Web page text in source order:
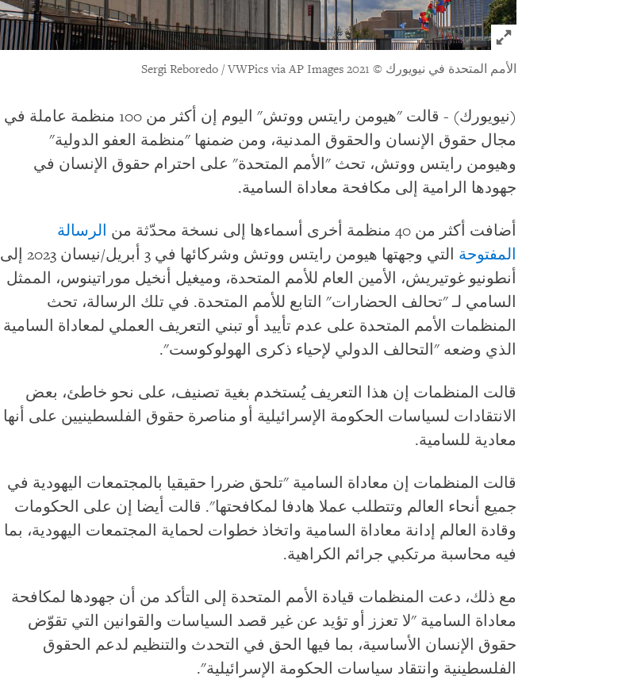
Click to expand Image
الأمم المتحدة في نيويورك © 2021 Sergi Reboredo / VWPics via AP Images
(نيويورك) - قالت "هيومن رايتس ووتش" اليوم إن أكثر من 100 منظمة عاملة في
مجال حقوق الإنسان والحقوق المدنية، ومن ضمنها "منظمة العفو الدولية"
وهيومن رايتس ووتش، تحث "الأمم المتحدة" على احترام حقوق الإنسان في
جهودها الرامية إلى مكافحة معاداة السامية.
أضافت أكثر من 40 منظمة أخرى أسماءها إلى نسخة محدّثة من
الرسالة
المفتوحة
التي وجهتها هيومن رايتس ووتش وشركائها في 3 أبريل/نيسان 2023 إلى
أنطونيو غوتيريش، الأمين العام للأمم المتحدة، وميغيل أنخيل موراتينوس، الممثل
السامي لـ "تحالف الحضارات" التابع للأمم المتحدة. في تلك الرسالة، تحث
المنظمات الأمم المتحدة على عدم تأييد أو تبني التعريف العملي لمعاداة السامية
الذي وضعه "التحالف الدولي لإحياء ذكرى الهولوكوست".
قالت المنظمات إن هذا التعريف يُستخدم بغية تصنيف، على نحو خاطئ، بعض
الانتقادات لسياسات الحكومة الإسرائيلية أو مناصرة حقوق الفلسطينيين على أنها
معادية للسامية.
قالت المنظمات إن معاداة السامية "تلحق ضررا حقيقيا بالمجتمعات اليهودية في
جميع أنحاء العالم وتتطلب عملا هادفا لمكافحتها". قالت أيضا إن على الحكومات
وقادة العالم إدانة معاداة السامية واتخاذ خطوات لحماية المجتمعات اليهودية، بما
فيه محاسبة مرتكبي جرائم الكراهية.
مع ذلك، دعت المنظمات قيادة الأمم المتحدة إلى التأكد من أن جهودها لمكافحة
معاداة السامية "لا تعزز أو تؤيد عن غير قصد السياسات والقوانين التي تقوّض
حقوق الإنسان الأساسية، بما فيها الحق في التحدث والتنظيم لدعم الحقوق
الفلسطينية وانتقاد سياسات الحكومة الإسرائيلية".